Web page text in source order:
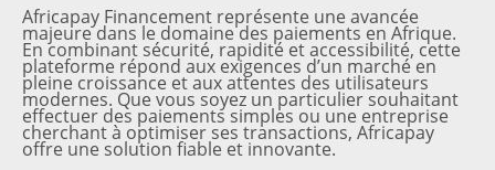
Africapay Financement représente une avancée
majeure dans le domaine des paiements en Afrique.
En combinant sécurité, rapidité et accessibilité, cette
plateforme répond aux exigences d’un marché en
pleine croissance et aux attentes des utilisateurs
modernes. Que vous soyez un particulier souhaitant
effectuer des paiements simples ou une entreprise
cherchant à optimiser ses transactions, Africapay
offre une solution fiable et innovante.